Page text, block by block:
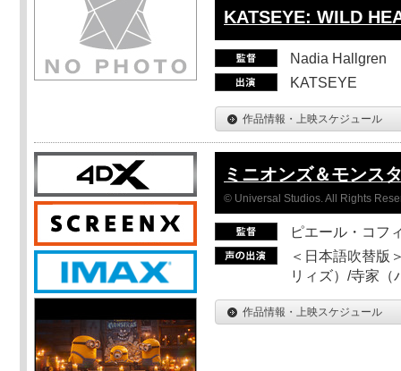
KATSEYE: WILD
Nadia Hallgren
KATSEYE
作品情報・上映スケジュール
ミニオンズ＆モンス
© Universal Studios. All Rights
ピエール・コフ
＜日本語吹替版
リィズ）/寺家（
作品情報・上映スケジュール